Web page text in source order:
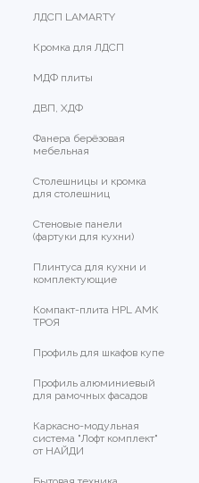
ЛДСП LAMARTY
Кромка для ЛДСП
МДФ плиты
ДВП, ХДФ
Фанера берёзовая
мебельная
Столешницы и кромка
для столешниц
Стеновые панели
(фартуки для кухни)
Плинтуса для кухни и
комплектующие
Компакт-плита HPL АМК
ТРОЯ
Профиль для шкафов купе
Профиль алюминиевый
для рамочных фасадов
Каркасно-модульная
система "Лофт комплект"
от НАЙДИ